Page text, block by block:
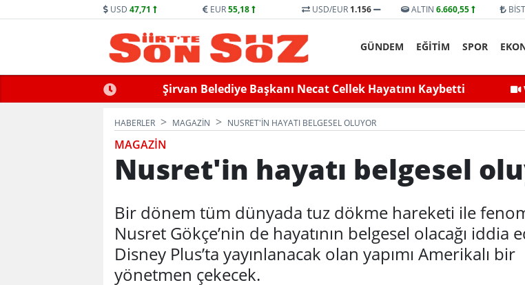
USD 47,71 EUR55,18 USD/EUR 1.156 ALTIN 6.660,55 BİST
GÜNDEM EĞİTİM SPOR
Hayatını Kaybetti
Siirt’te Baraj Sularının Yükselmesiyle Mahsur Kalan Genç
Kurtarıldı
Siirt
HABERLER MAGAZİN NUSRET'IN HAYATI BELGESEL OLUYOR
MAGAZİN
Nusret'in hayatı belgesel
Bir dönem tüm dünyada tuz dökme hareketi ile
Nusret Gökçe’nin de hayatının belgesel olacağı iddia
Disney Plus’ta yayınlanacak olan yapımı Amerikalı bir
yönetmen çekecek.